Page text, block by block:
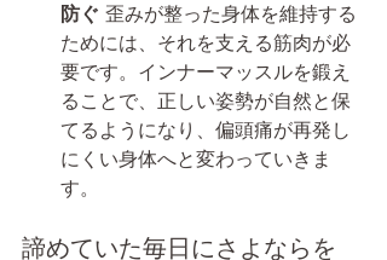
防ぐ 歪みが整った身体を維持する
ためには、それを支える筋肉が必
要です。インナーマッスルを鍛え
ることで、正しい姿勢が自然と保
てるようになり、偏頭痛が再発し
にくい身体へと変わっていきま
す。
諦めていた毎日にさよならを